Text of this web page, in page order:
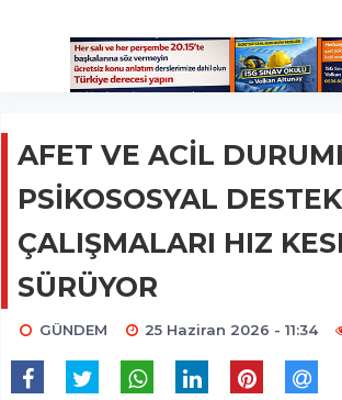
AFET VE ACİL
PSİKOSOSYAL DESTEK
ÇALIŞMALARI HIZ
SÜRÜYOR
GÜNDEM 25 Haziran 2026 - 11:34